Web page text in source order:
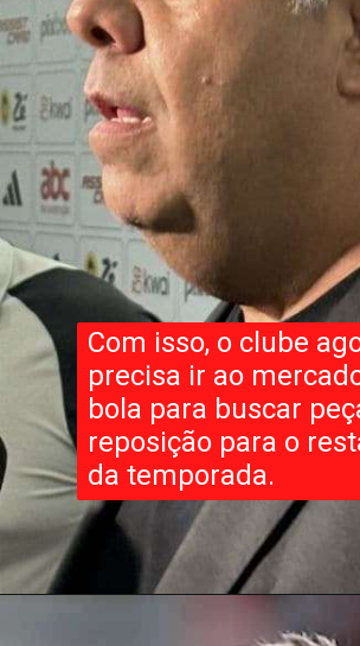
Com isso, o clube
precisa ir ao
bola para buscar
reposição para o
da temporada.